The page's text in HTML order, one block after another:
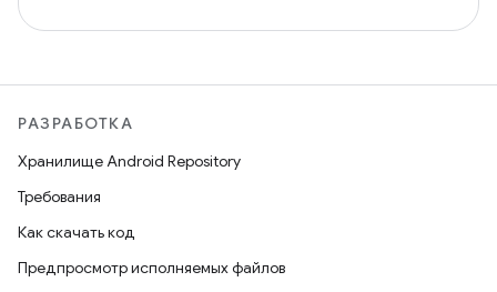
РАЗРАБОТКА
Хранилище Android Repository
Требования
Как скачать код
Предпросмотр исполняемых файлов